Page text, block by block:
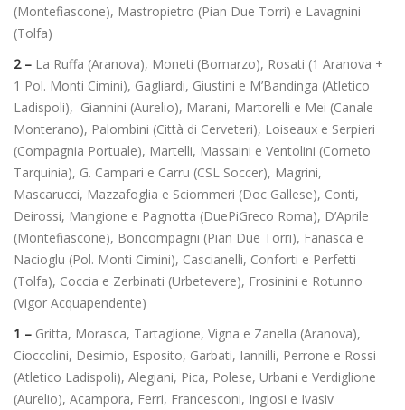
(Montefiascone), Mastropietro (Pian Due Torri) e Lavagnini
(Tolfa)
2 – La Ruffa (Aranova), Moneti (Bomarzo), Rosati (1 Aranova +
1 Pol. Monti Cimini), Gagliardi, Giustini e M’Bandinga (Atletico
Ladispoli), Giannini (Aurelio), Marani, Martorelli e Mei (Canale
Monterano), Palombini (Città di Cerveteri), Loiseaux e Serpieri
(Compagnia Portuale), Martelli, Massaini e Ventolini (Corneto
Tarquinia), G. Campari e Carru (CSL Soccer), Magrini,
Mascarucci, Mazzafoglia e Sciommeri (Doc Gallese), Conti,
Deirossi, Mangione e Pagnotta (DuePiGreco Roma), D’Aprile
(Montefiascone), Boncompagni (Pian Due Torri), Fanasca e
Nacioglu (Pol. Monti Cimini), Cascianelli, Conforti e Perfetti
(Tolfa), Coccia e Zerbinati (Urbetevere), Frosinini e Rotunno
(Vigor Acquapendente)
1 – Gritta, Morasca, Tartaglione, Vigna e Zanella (Aranova),
Cioccolini, Desimio, Esposito, Garbati, Iannilli, Perrone e Rossi
(Atletico Ladispoli), Alegiani, Pica, Polese, Urbani e Verdiglione
(Aurelio), Acampora, Ferri, Francesconi, Ingiosi e Ivasiv